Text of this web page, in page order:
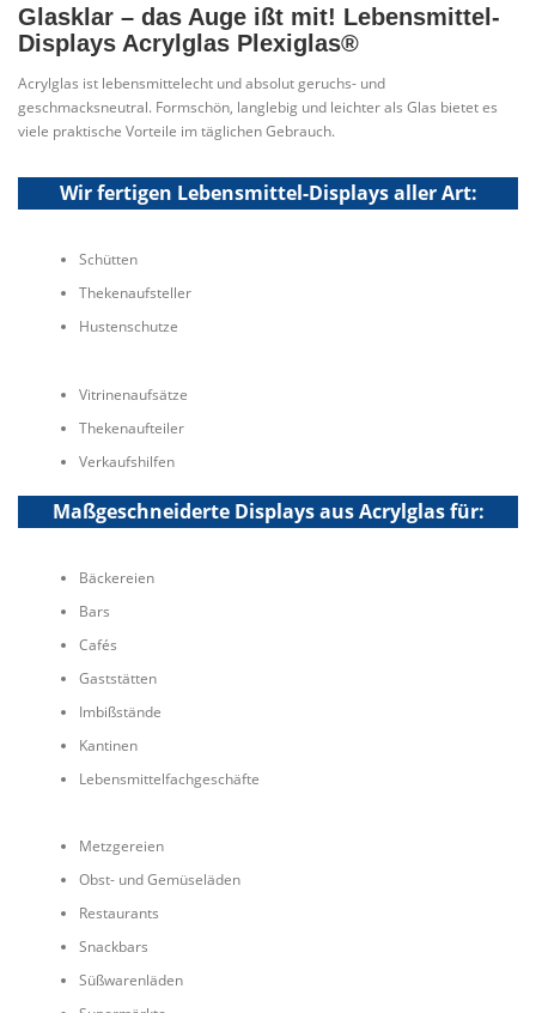
Glasklar – das Auge ißt mit! Lebensmittel-
Displays Acrylglas Plexiglas®
Acrylglas ist lebensmittelecht und absolut geruchs- und
geschmacksneutral. Formschön, langlebig und leichter als Glas bietet es
viele praktische Vorteile im täglichen Gebrauch.
Wir fertigen Lebensmittel-Displays aller Art:
Schütten
Thekenaufsteller
Hustenschutze
Vitrinenaufsätze
Thekenaufteiler
Verkaufshilfen
Maßgeschneiderte Displays aus Acrylglas für:
Bäckereien
Bars
Cafés
Gaststätten
Imbißstände
Kantinen
Lebensmittelfachgeschäfte
Metzgereien
Obst- und Gemüseläden
Restaurants
Snackbars
Süßwarenläden